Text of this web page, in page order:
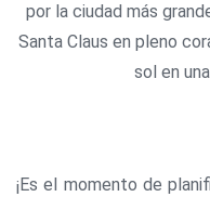
por la ciudad más
Santa Claus en pleno
sol en
¡Es el momento de